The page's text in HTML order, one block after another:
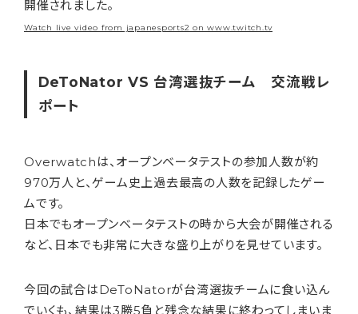
開催されました。
Watch live video from japanesports2 on www.twitch.tv
DeToNator VS 台湾選抜チーム 交流戦レ
ポート
Overwatchは、オープンベータテストの参加人数が約
970万人と、ゲーム史上過去最高の人数を記録したゲー
ムです。
日本でもオープンベータテストの時から大会が開催される
など、日本でも非常に大きな盛り上がりを見せています。
今回の試合はDeToNatorが台湾選抜チームに食い込ん
でいくも、結果は3勝5負と残念な結果に終わってしまいま